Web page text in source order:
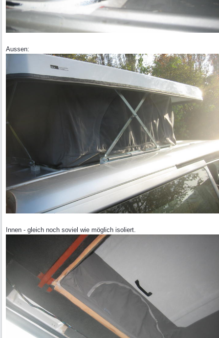
Aussen:
Innen - gleich noch soviel wie möglich isoliert.